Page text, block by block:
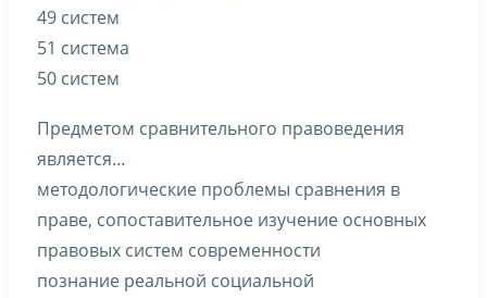
49 систем
51 система
50 систем
Предметом сравнительного правоведения
является…
методологические проблемы сравнения в
праве, сопоставительное изучение основных
правовых систем современности
познание реальной социальной